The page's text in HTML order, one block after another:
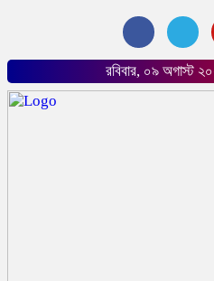
রবিবার, ০৯ অগাস্ট